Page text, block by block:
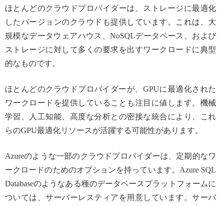
ほとんどのクラウドプロバイダーは、ストレージに最適化
したバージョンのクラウドも提供しています。これは、大
規模なデータウェアハウス、NoSQLデータベース、および
ストレージに対して多くの要求を出すワークロードに典型
的なものです。
ほとんどのクラウドプロバイダーが、GPUに最適化された
ワークロードを提供していることも注目に値します。機械
学習、人工知能、高度な分析との密接な統合により、これ
らのGPU最適化リソースが活躍する可能性があります。
Azureのような一部のクラウドプロバイダーは、定期的なワ
ークロードのためのオプションを持っています。Azure SQL
Databaseのようなある種のデータベースプラットフォームに
ついては、サーバーレスティアを用意しています。サーバ